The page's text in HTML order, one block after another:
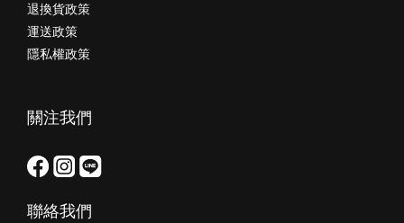
退換貨政策
運送政策
隱私權政策
關注我們
聯絡我們